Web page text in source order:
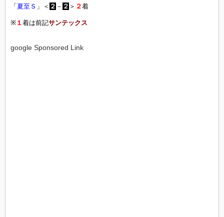
「 夏至Ｓ 」＜ ２ － ２ ＞ ２着
※ １着は前記サンテックス
google Sponsored Link